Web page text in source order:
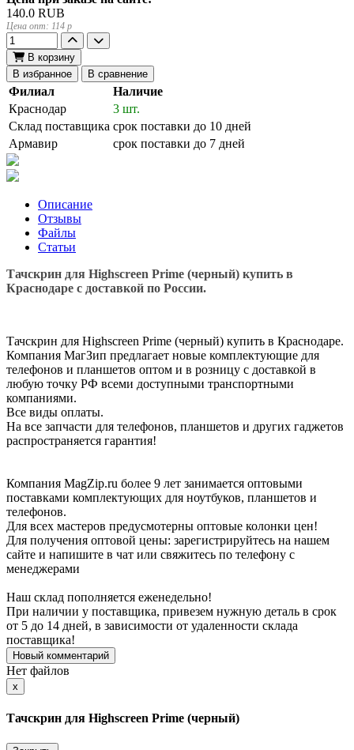
140.0 RUB
Цена опт: 114 p
В корзину
В избранное
В сравнение
Филиал
Наличие
Краснодар
3 шт.
Склад поставщика срок поставки до 10 дней
Армавир
срок поставки до 7 дней
Описание
Отзывы
Файлы
Статьи
Тачскрин для Highscreen Prime (черный) купить в
Краснодаре с доставкой по России.
Тачскрин для Highscreen Prime (черный) купить в Краснодаре.
Компания МагЗип предлагает новые комплектующие для
телефонов и планшетов оптом и в розницу с доставкой в
любую точку РФ всеми доступными транспортными
компаниями.
Все виды оплаты.
На все запчасти для телефонов, планшетов и других гаджетов
распространяется гарантия!
Компания MagZip.ru более 9 лет занимается оптовыми
поставками комплектующих для ноутбуков, планшетов и
телефонов.
Для всех мастеров предусмотерны оптовые колонки цен!
Для получения оптовой цены: зарегистрируйтесь на нашем
сайте и напишите в чат или свяжитесь по телефону с
менеджерами
Наш склад пополняется еженедельно!
При наличии у поставщика, привезем нужную деталь в срок
от 5 до 14 дней, в зависимости от удаленности склада
поставщика!
Новый комментарий
Нет файлов
x
Тачскрин для Highscreen Prime (черный)